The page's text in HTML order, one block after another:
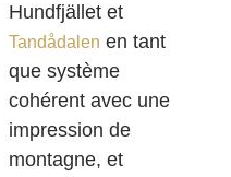
Hundfjället et
Tandådalen en tant
que système
cohérent avec une
impression de
montagne, et